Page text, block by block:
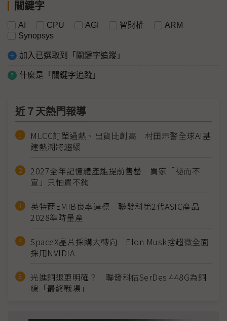
關鍵字
AI CPU AGI 智財權
ARM
Synopsys
加入已選取到「關鍵字追蹤」
什麼是「關鍵字追蹤」
近７天熱門報導
MLCC訂單過熱、出貨比創高 村田示警全球AI基
建熱潮將趨緩
2027全年記憶體產能提前售罄 買家「祕而不
宣」只怕買不夠
英特爾EMIB良率達標 聯發科第2代ASIC產品
2028準時量產
SpaceX晶片採購大轉向 Elon Musk捨超微全面
採用NVIDIA
光進銅退更明確？ 聯發科估SerDes 448G為銅
線「最終戰場」